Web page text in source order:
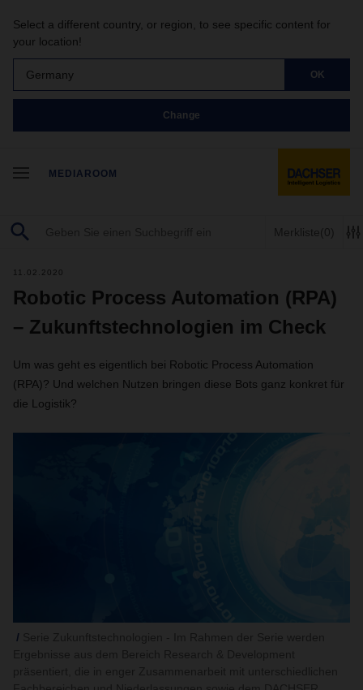
Select a different country, or region, to see specific content for
your location!
Germany OK
Change
MEDIAROOM
Merkliste(0)
11.02.2020
Robotic Process Automation (RPA)
– Zukunftstechnologien im Check
Um was geht es eigentlich bei Robotic Process Automation
(RPA)? Und welchen Nutzen bringen diese Bots ganz konkret für
die Logistik?